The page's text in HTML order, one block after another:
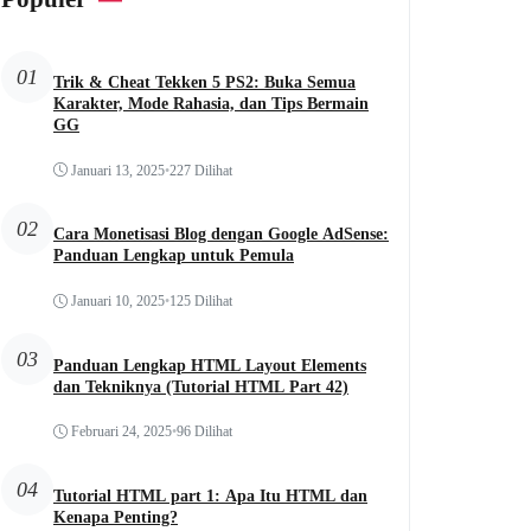
01
Trik & Cheat Tekken 5 PS2: Buka Semua
Karakter, Mode Rahasia, dan Tips Bermain
GG
Januari 13, 2025•227 Dilihat
02
Cara Monetisasi Blog dengan Google AdSense:
Panduan Lengkap untuk Pemula
Januari 10, 2025•125 Dilihat
03
Panduan Lengkap HTML Layout Elements
dan Tekniknya (Tutorial HTML Part 42)
Februari 24, 2025•96 Dilihat
04
Tutorial HTML part 1: Apa Itu HTML dan
Kenapa Penting?